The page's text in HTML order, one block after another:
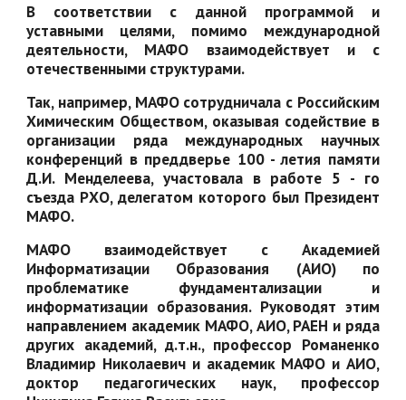
В соответствии с данной программой и
уставными целями, помимо международной
деятельности, МАФО взаимодействует и с
отечественными структурами.
Так, например, МАФО сотрудничала с Российским
Химическим Обществом, оказывая содействие в
организации ряда международных научных
конференций в преддверье 100 - летия памяти
Д.И. Менделеева, участовала в работе 5 - го
съезда РХО, делегатом которого был Президент
МАФО.
МАФО взаимодействует с Академией
Информатизации Образования (АИО) по
проблематике фундаментализации и
информатизации образования. Руководят этим
направлением академик МАФО, АИО, РАЕН и ряда
других академий, д.т.н., профессор Романенко
Владимир Николаевич и академик МАФО и АИО,
доктор педагогических наук, профессор